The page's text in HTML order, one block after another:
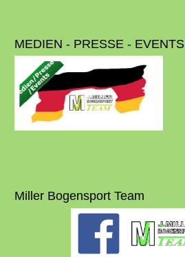
MEDIEN - PRESSE - EVENTS
Miller Bogensport Team